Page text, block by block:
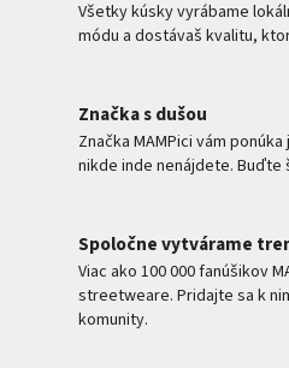
Všetky kúsky vyrábame
módu a dostávaš kvalitu,
Značka s dušou
Značka MAMPici vám
nikde inde nenájdete.
Spoločne vytvárame
Viac ako 100 000 fanúšikov
streetweare. Pridajte sa k
komunity.